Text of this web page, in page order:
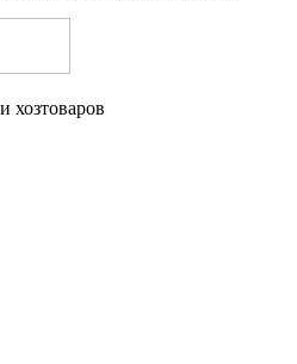
хозтоваров